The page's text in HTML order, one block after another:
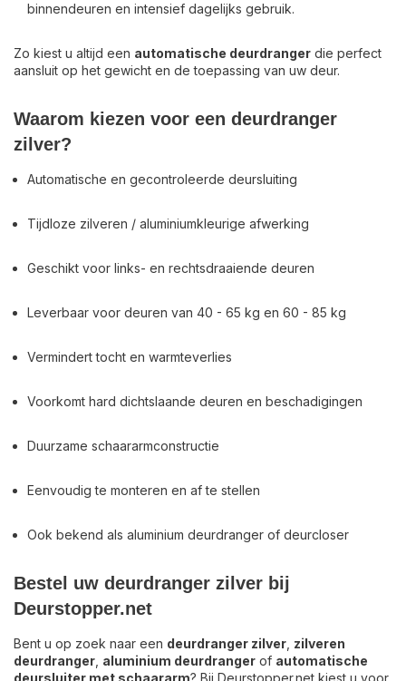
binnendeuren en intensief dagelijks gebruik.
Zo kiest u altijd een automatische deurdranger die perfect
aansluit op het gewicht en de toepassing van uw deur.
Waarom kiezen voor een deurdranger
zilver?
Automatische en gecontroleerde deursluiting
Tijdloze zilveren / aluminiumkleurige afwerking
Geschikt voor links- en rechtsdraaiende deuren
Leverbaar voor deuren van 40 - 65 kg en 60 - 85 kg
Vermindert tocht en warmteverlies
Voorkomt hard dichtslaande deuren en beschadigingen
Duurzame schaararmconstructie
Eenvoudig te monteren en af te stellen
Ook bekend als aluminium deurdranger of deurcloser
Bestel uw deurdranger zilver bij
Deurstopper.net
Bent u op zoek naar een deurdranger zilver zilveren
deurdranger aluminium deurdranger of automatische
deursluiter met schaararm? Bij Deurstopper.net kiest u voor